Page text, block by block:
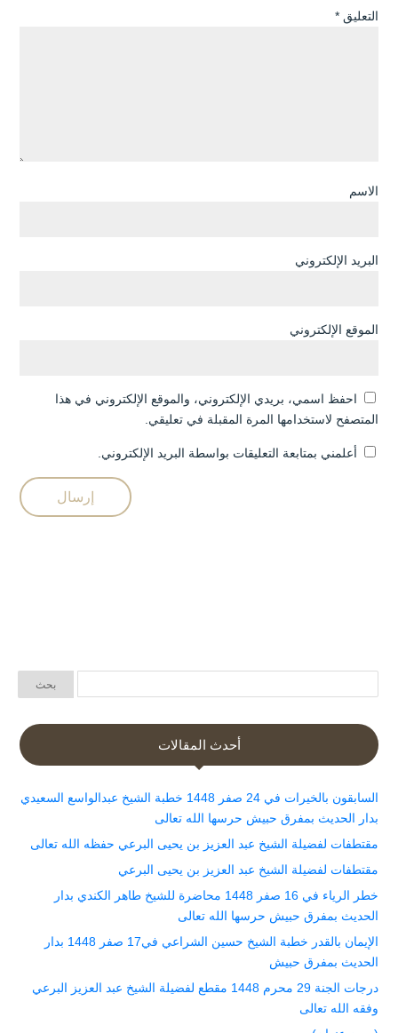
التعليق *
الاسم
البريد الإلكتروني
الموقع الإلكتروني
احفظ اسمي، بريدي الإلكتروني، والموقع الإلكتروني في هذا
المتصفح لاستخدامها المرة المقبلة في تعليقي.
أعلمني بمتابعة التعليقات بواسطة البريد الإلكتروني.
أحدث المقالات
السابقون بالخيرات في 24 صفر 1448 خطبة الشيخ عبدالواسع السعيدي
بدار الحديث بمفرق حبيش حرسها الله تعالى
مقتطفات لفضيلة الشيخ عبد العزيز بن يحيى البرعي حفظه الله تعالى
مقتطفات لفضيلة الشيخ عبد العزيز بن يحيى البرعي
خطر الرياء في 16 صفر 1448 محاضرة للشيخ طاهر الكندي بدار
الحديث بمفرق حبيش حرسها الله تعالى
الإيمان بالقدر خطبة الشيخ حسين الشراعي في17 صفر 1448 بدار
الحديث بمفرق حبيش
درجات الجنة 29 محرم 1448 مقطع لفضيلة الشيخ عبد العزيز البرعي
وفقه الله تعالى